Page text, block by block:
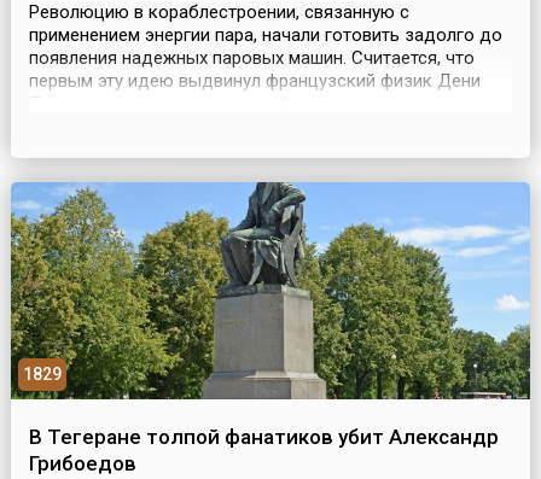
Революцию в кораблестроении, связанную с
применением энергии пара, начали готовить задолго до
появления надежных паровых машин. Считается, что
первым эту идею выдвинул французский физик Дени
и гр...
1829
В Тегеране толпой фанатиков убит Александр
Грибоедов